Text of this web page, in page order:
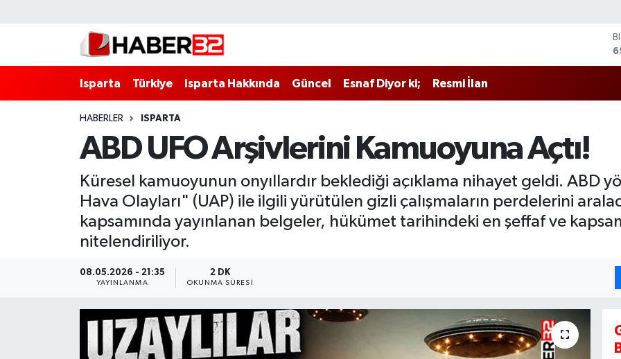
Isparta Türkiye Isparta Hakkında Güncel Esnaf Diyor ki; Resmi İlan
HABERLER ISPARTA
ABD UFO Arşivlerini Kamuoyuna Açtı!
Küresel kamuoyunun onyıllardır beklediği açıklama nihayet geldi. ABD
Hava Olayları" (UAP) ile ilgili yürütülen gizli çalışmaların perdelerini
kapsamında yayınlanan belgeler, hükümet tarihindeki en şeffaf ve
nitelendiriliyor.
08.05.2026 - 21:35
YAYINLANMA
2 DK
OKUNMA SÜRESI
Isparta Hakkında
Esnaf Diyor ki;
BİLİM VE TEKNOLOJİ
HABERDE İNSAN
Isparta Nöbetçi Eczaneler
Isparta Hava Durumu
Isparta Trafik Yoğunluk Haritası
Süper Lig Puan Durumu ve Fikstür
Tüm Manşetler
Son Dakika Haberleri